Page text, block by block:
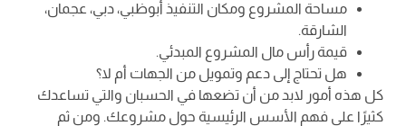
مساحة المشروع ومكان التنفيذ أبوظبي، دبي، عجمان،
الشارقة.
قيمة رأس مال المشروع المبدئي.
هل تحتاج إلى دعم وتمويل من الجهات أم لا؟
كل هذه أمور لابد من أن تضعها في الحسبان والتي تساعدك
كثيرًا على فهم الأسس الرئيسية حول مشروعك. ومن ثم